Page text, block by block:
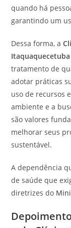
quando há
garantindo um
Dessa forma, a
Itaquaquecetuba
tratamento de
adotar práticas
uso de recursos
ambiente e a
são valores
melhorar seus
sustentável.
A dependência
de saúde que
diretrizes do